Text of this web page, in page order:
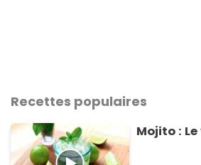
Recettes populaires
Mojito :